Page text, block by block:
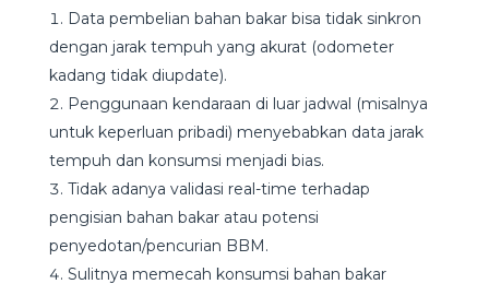
Data pembelian bahan bakar bisa tidak sinkron
dengan jarak tempuh yang akurat (odometer
kadang tidak diupdate).
Penggunaan kendaraan di luar jadwal (misalnya
untuk keperluan pribadi) menyebabkan data jarak
tempuh dan konsumsi menjadi bias.
Tidak adanya validasi real-time terhadap
pengisian bahan bakar atau potensi
penyedotan/pencurian BBM.
Sulitnya memecah konsumsi bahan bakar